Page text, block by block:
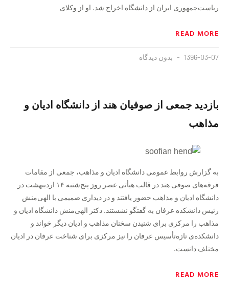
ریاست‌جمهوری ایران از دانشگاه اخراج شد. او از وکلای
READ MORE
1396-03-07 بدون دیدگاه
بازدید جمعی از صوفیان هند از دانشگاه ادیان و
مذاهب
به گزارش روابط عمومی دانشگاه ادیان و مذاهب، جمعی از مقامات
فرقه‌های صوفی هند در قالب هیأتی عصر روز پنج‌شنبه ۱۴ اردیبهشت در
دانشگاه ادیان و مذاهب حضور یافتند و در دیداری صمیمی با الهی‌منش
رئیس دانشکده عرفان به گفتگو نشستند. دکتر الهی‌منش دانشگاه ادیان و
مذاهب را مرکزی برای شنیدن سخنان مذاهب و ادیان دیگر خواند و
دانشکده‌ی تازه‌تأسیس عرفان را نیز مرکزی برای شناخت عرفان در ادیان
مختلف دانست.
READ MORE